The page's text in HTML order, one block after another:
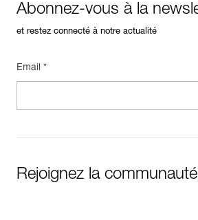
Abonnez-vous à la
et restez connecté à notre actualité
Email *
Rejoignez la